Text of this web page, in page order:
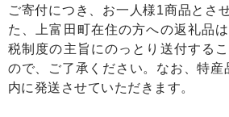
ご寄付につき、お一人様1商品とさ
た、上富田町在住の方への返礼品
税制度の主旨にのっとり送付する
ので、ご了承ください。なお、特産
内に発送させていただきます。